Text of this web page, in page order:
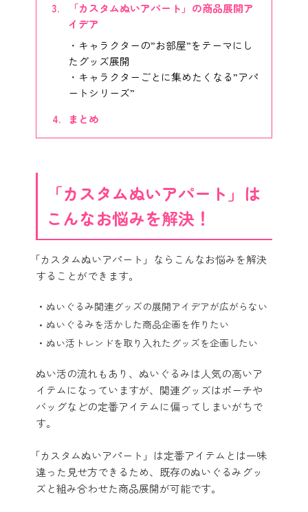
「カスタムぬいアパート」の商品展開ア
イデア
キャラクターの”お部屋”をテーマにし
たグッズ展開
キャラクターごとに集めたくなる”アパ
ートシリーズ”
まとめ
「カスタムぬいアパート」は
こんなお悩みを解決！
「カスタムぬいアパート」ならこんなお悩みを解決
することができます。
ぬいぐるみ関連グッズの展開アイデアが広がらない
ぬいぐるみを活かした商品企画を作りたい
ぬい活トレンドを取り入れたグッズを企画したい
ぬい活の流れもあり、ぬいぐるみは人気の高いア
イテムになっていますが、関連グッズはポーチや
バッグなどの定番アイテムに偏ってしまいがちで
す。
「カスタムぬいアパート」は定番アイテムとは一味
違った見せ方できるため、既存のぬいぐるみグッ
ズと組み合わせた商品展開が可能です。